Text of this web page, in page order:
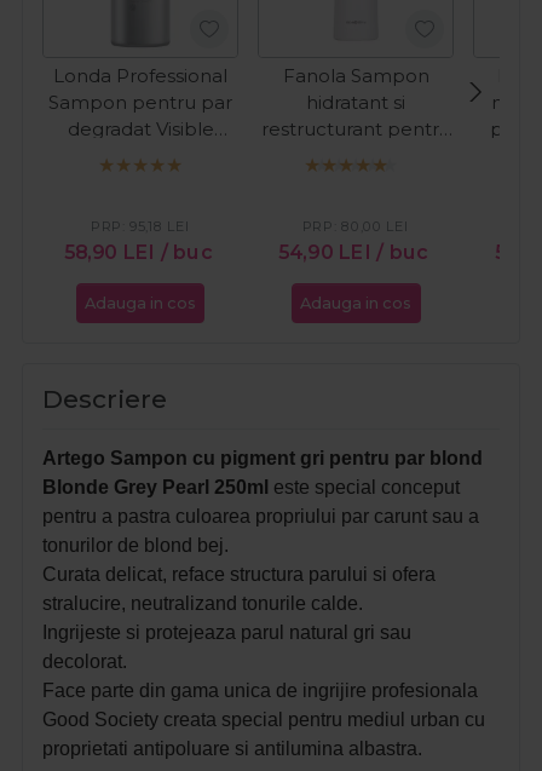
Londa Professional
Sampon pentru par
degradat Visible
Repair 1000ml
58,90 LEI / buc
PRP: 95,18 LEI
Adauga in cos
Fanola Sampon
hidratant si
restructurant pentru
par uscat Nourishing
54,90 LEI / buc
PRP: 80,00 LEI
Adauga in cos
par
Descriere
Artego Sampon cu pigment gri pentru par blond
Blonde Grey Pearl 250ml este special conceput
pentru a pastra culoarea propriului par carunt sau a
tonurilor de blond bej.
Curata delicat, reface structura parului si ofera
stralucire, neutralizand tonurile calde.
Ingrijeste si protejeaza parul natural gri sau
decolorat.
Face parte din gama unica de ingrijire profesionala
Good Society creata special pentru mediul urban cu
proprietati antipoluare si antilumina albastra.